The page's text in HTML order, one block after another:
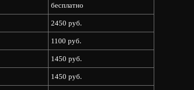
бесплатно
2450 руб.
1100 руб.
1450 руб.
1450 руб.